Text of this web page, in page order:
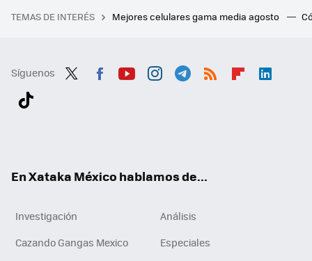
TEMAS DE INTERÉS Mejores celulares gama media agosto
Síguenos
En Xataka México hablamos de...
Investigación
Análisis
Cazando Gangas Mexico
Especiales